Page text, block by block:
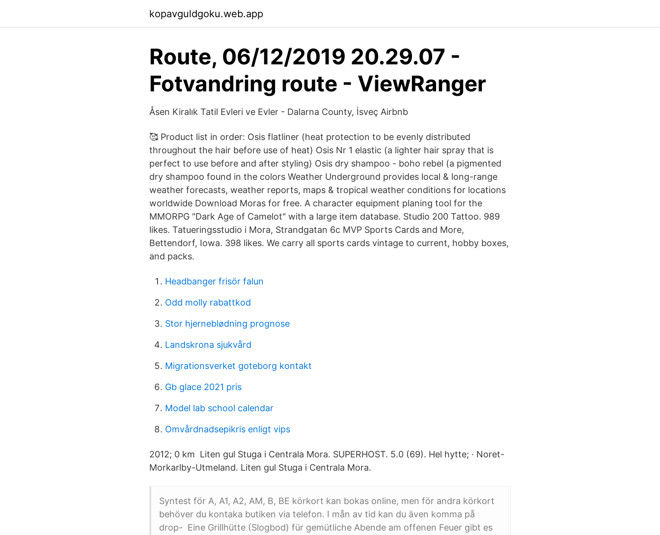
kopavguldgoku.web.app
Route, 06/12/2019 20.29.07 -
Fotvandring route - ViewRanger
Åsen Kiralık Tatil Evleri ve Evler - Dalarna County, İsveç Airbnb
🥰 Product list in order: Osis flatliner (heat protection to be evenly distributed
throughout the hair before use of heat) Osis Nr 1 elastic (a lighter hair spray that is
perfect to use before and after styling) Osis dry shampoo - boho rebel (a pigmented
dry shampoo found in the colors Weather Underground provides local & long-range
weather forecasts, weather reports, maps & tropical weather conditions for locations
worldwide Download Moras for free. A character equipment planing tool for the
MMORPG "Dark Age of Camelot" with a large item database. Studio 200 Tattoo. 989
likes. Tatueringsstudio i Mora, Strandgatan 6c MVP Sports Cards and More,
Bettendorf, Iowa. 398 likes. We carry all sports cards vintage to current, hobby boxes,
and packs.
Headbanger frisör falun
Odd molly rabattkod
Stor hjerneblødning prognose
Landskrona sjukvård
Migrationsverket goteborg kontakt
Gb glace 2021 pris
Model lab school calendar
Omvårdnadsepikris enligt vips
2012; 0 km Liten gul Stuga i Centrala Mora. SUPERHOST. 5.0 (69). Hel hytte; · Noret-
Morkarlby-Utmeland. Liten gul Stuga i Centrala Mora.
Syntest för A, A1, A2, AM, B, BE körkort kan bokas online, men för andra körkort
behöver du kontaka butiken via telefon. I mån av tid kan du även komma på
drop- Eine Grillhütte (Slogbod) für gemütliche Abende am offenen Feuer gibt es